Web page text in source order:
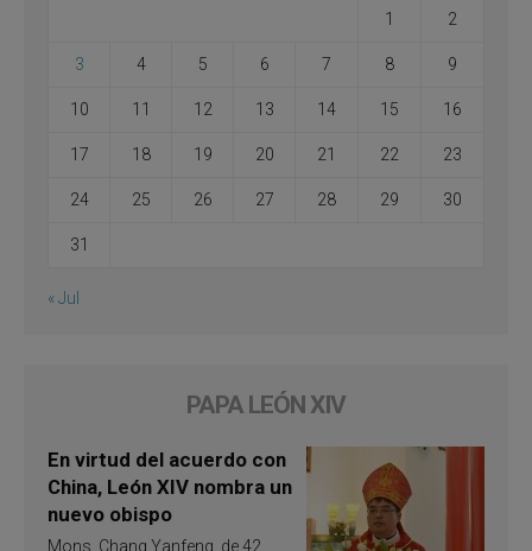
1 2
3 4 5 6 7 8 9
10 11 12 13 14 15 16
17 18 19 20 21 22 23
24 25 26 27 28 29 30
31
« Jul
PAPA LEÓN XIV
En virtud del acuerdo con
China, León XIV nombra un
nuevo obispo
Mons. Chang Yanfeng, de 42